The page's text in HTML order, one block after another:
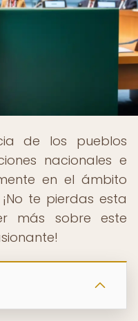
de los pueblos
nacionales e
en el ámbito
te pierdas esta
más sobre este